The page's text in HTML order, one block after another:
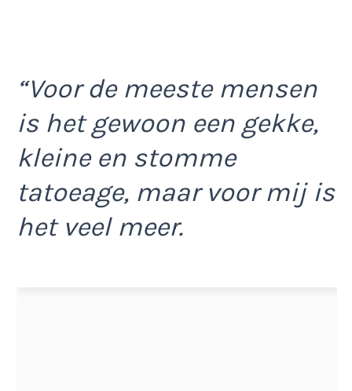
“Voor de meeste mensen
is het gewoon een gekke,
kleine en stomme
tatoeage, maar voor mij is
het veel meer.